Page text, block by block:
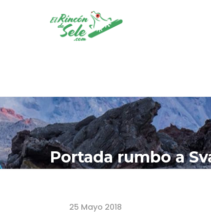
Portada rumbo a
Home Portada rumbo a Svalbard
25 Mayo 2018